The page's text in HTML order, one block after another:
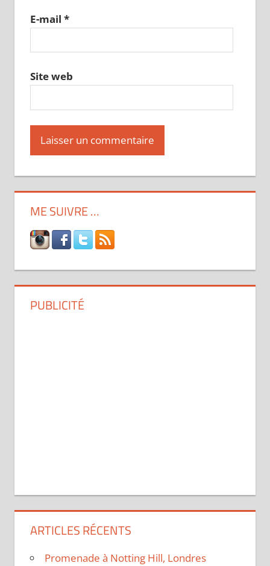
E-mail *
Site web
ME SUIVRE …
PUBLICITÉ
ARTICLES RÉCENTS
Promenade à Notting Hill, Londres